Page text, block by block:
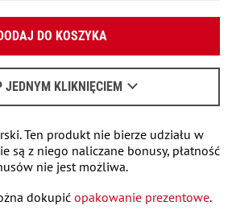
Pozostała ostatnia pozycja
DO KOSZYKA
JEDNYM KLIKNIĘCIEM
- przeczytajtu.
Ten produkt nie bierze udziału w
są z niego naliczane bonusy, płatność
nie jest możliwa.
dokupić opakowanie prezentowe.